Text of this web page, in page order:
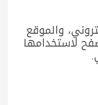
والموقع
لاستخدامها